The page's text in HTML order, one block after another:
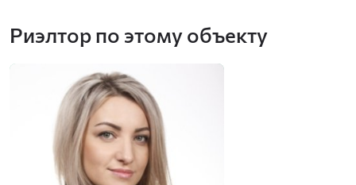
Риэлтор по этому объекту